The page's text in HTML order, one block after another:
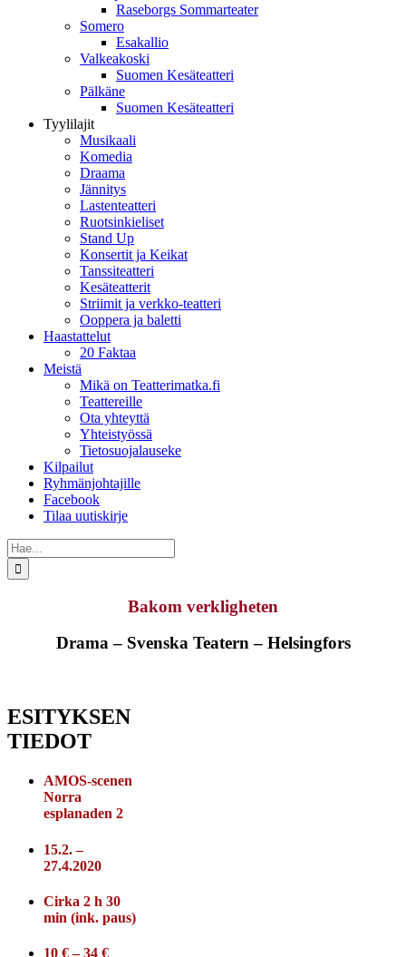
Raseborgs Sommarteater
Somero
Esakallio
Valkeakoski
Suomen Kesäteatteri
Pälkäne
Suomen Kesäteatteri
Tyylilajit
Musikaali
Komedia
Draama
Jännitys
Lastenteatteri
Ruotsinkieliset
Stand Up
Konsertit ja Keikat
Tanssiteatteri
Kesäteatterit
Striimit ja verkko-teatteri
Ooppera ja baletti
Haastattelut
20 Faktaa
Meistä
Mikä on Teatterimatka.fi
Teattereille
Ota yhteyttä
Yhteistyössä
Tietosuojalauseke
Kilpailut
Ryhmänjohtajille
Facebook
Tilaa uutiskirje
Etsi
...
Bakom verkligheten
Drama – Svenska Teatern – Helsingfors
ESITYKSEN
TIEDOT
AMOS-scenen
Norra
esplanaden 2
15.2. –
27.4.2020
Cirka 2 h 30
min (ink. paus)
10 € – 34 €